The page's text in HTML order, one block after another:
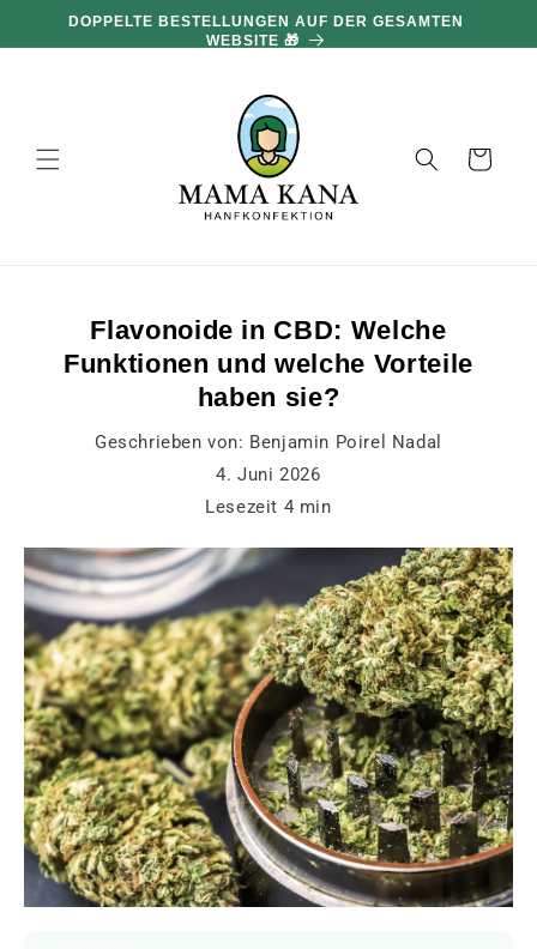
und zumDOPPELTE BESTELLUNGEN AUF DER GESAMTEN
WEBSITE 🎁
Warenkorb
Flavonoide in CBD: Welche
Funktionen und welche Vorteile
haben sie?
Geschrieben von: Benjamin Poirel Nadal
4. Juni 2026
Lesezeit 4 min